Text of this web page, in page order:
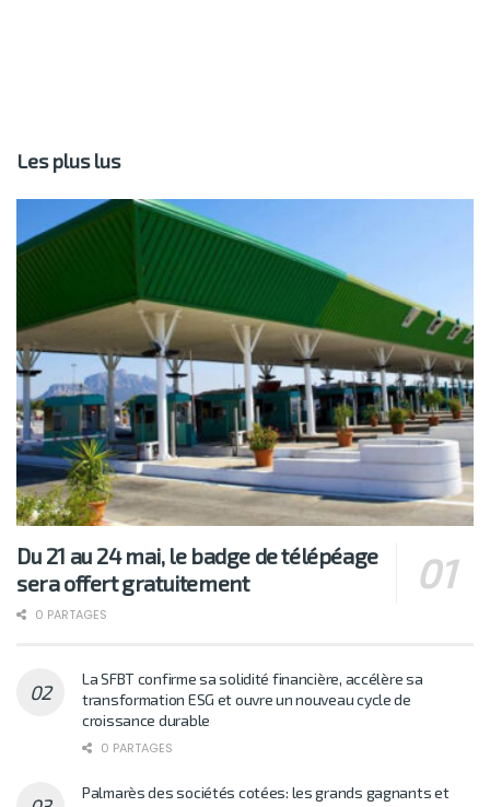
Les plus lus
Du 21 au 24 mai, le badge de télépéage
sera offert gratuitement
0 PARTAGES
La SFBT confirme sa solidité financière, accélère sa
transformation ESG et ouvre un nouveau cycle de
croissance durable
0 PARTAGES
Palmarès des sociétés cotées: les grands gagnants et